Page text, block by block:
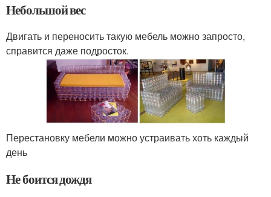
Небольшой вес
Двигать и переносить такую мебель можно запросто,
справится даже подросток.
Перестановку мебели можно устраивать хоть каждый
день
Не боится дождя